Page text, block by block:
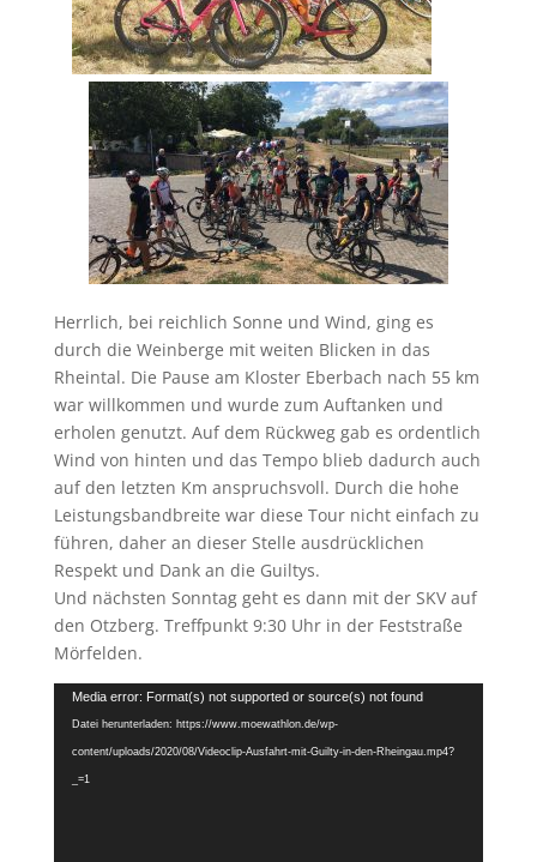
Herrlich, bei reichlich Sonne und Wind, ging es
durch die Weinberge mit weiten Blicken in das
Rheintal. Die Pause am Kloster Eberbach nach 55 km
war willkommen und wurde zum Auftanken und
erholen genutzt. Auf dem Rückweg gab es ordentlich
Wind von hinten und das Tempo blieb dadurch auch
auf den letzten Km anspruchsvoll. Durch die hohe
Leistungsbandbreite war diese Tour nicht einfach zu
führen, daher an dieser Stelle ausdrücklichen
Respekt und Dank an die Guiltys.
Und nächsten Sonntag geht es dann mit der SKV auf
den Otzberg. Treffpunkt 9:30 Uhr in der Feststraße
Mörfelden.
Video-
Player
Media error: Format(s) not supported or source(s) not found
Datei herunterladen: https://www.moewathlon.de/wp-
content/uploads/2020/08/Videoclip-Ausfahrt-mit-Guilty-in-den-Rheingau.mp4?
_=1